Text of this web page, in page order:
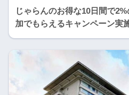
じゃらんのお得な10日間で
加でもらえるキャンペーン実